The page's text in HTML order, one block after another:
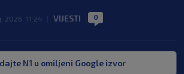
2026. 11:24 VIJESTI 0
N1 u omiljeni Google izvor